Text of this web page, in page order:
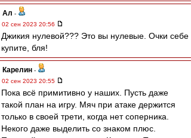
Ал -
02 сен 2023 20:56
Джикия нулевой??? Это вы нулевые. Очки себе
купите, бля!
Карелин -
02 сен 2023 20:55
Пока всё примитивно у наших. Пусть даже
такой план на игру. Мяч при атаке держится
только в своей трети, когда нет соперника.
Некого даже выделить со знаком плюс.